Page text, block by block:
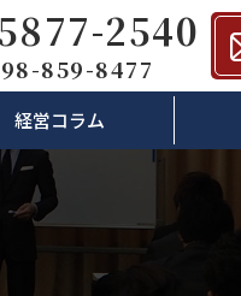
2540
859-8477
経営コラム